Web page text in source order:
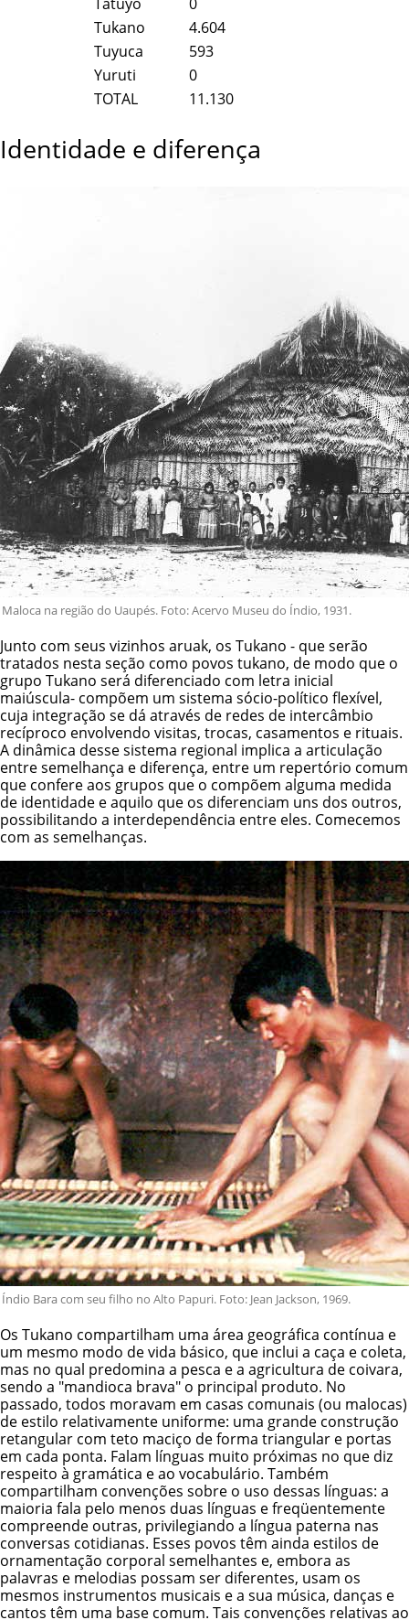
Tukano
4.604
Tuyuca
593
Yuruti
0
TOTAL
11.130
Identidade e diferença
Maloca na região do Uaupés. Foto: Acervo Museu do Índio, 1931.
Junto com seus vizinhos aruak, os Tukano - que serão
tratados nesta seção como povos tukano, de modo que o
grupo Tukano será diferenciado com letra inicial
maiúscula- compõem um sistema sócio-político flexível,
cuja integração se dá através de redes de intercâmbio
recíproco envolvendo visitas, trocas, casamentos e rituais.
A dinâmica desse sistema regional implica a articulação
entre semelhança e diferença, entre um repertório comum
que confere aos grupos que o compõem alguma medida
de identidade e aquilo que os diferenciam uns dos outros,
possibilitando a interdependência entre eles. Comecemos
com as semelhanças.
Índio Bara com seu filho no Alto Papuri. Foto: Jean Jackson, 1969.
Os Tukano compartilham uma área geográfica contínua e
um mesmo modo de vida básico, que inclui a caça e coleta,
mas no qual predomina a pesca e a agricultura de coivara,
sendo a "mandioca brava" o principal produto. No
passado, todos moravam em casas comunais (ou malocas)
de estilo relativamente uniforme: uma grande construção
retangular com teto maciço de forma triangular e portas
em cada ponta. Falam línguas muito próximas no que diz
respeito à gramática e ao vocabulário. Também
compartilham convenções sobre o uso dessas línguas: a
maioria fala pelo menos duas línguas e freqüentemente
compreende outras, privilegiando a língua paterna nas
conversas cotidianas. Esses povos têm ainda estilos de
ornamentação corporal semelhantes e, embora as
palavras e melodias possam ser diferentes, usam os
mesmos instrumentos musicais e a sua música, danças e
cantos têm uma base comum. Tais convenções relativas ao